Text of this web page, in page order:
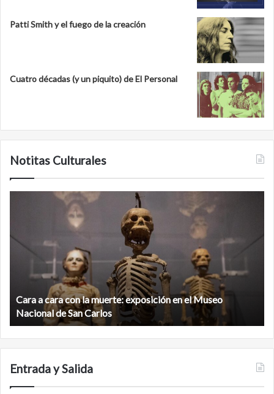
Patti Smith y el fuego de la creación
Cuatro décadas (y un piquito) de El Personal
Notitas Culturales
exposición en el Museo
ciudad
maya
al
norte
de
la
biosfera
de
Calakmul
Minanbé, la ciudad maya
Entrada y Salida